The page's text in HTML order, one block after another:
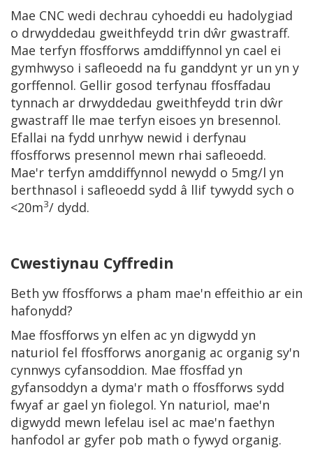
Mae CNC wedi dechrau cyhoeddi eu hadolygiad
o drwyddedau gweithfeydd trin dŵr gwastraff.
Mae terfyn ffosfforws amddiffynnol yn cael ei
gymhwyso i safleoedd na fu ganddynt yr un yn y
gorffennol. Gellir gosod terfynau ffosffadau
tynnach ar drwyddedau gweithfeydd trin dŵr
gwastraff lle mae terfyn eisoes yn bresennol.
Efallai na fydd unrhyw newid i derfynau
ffosfforws presennol mewn rhai safleoedd.
Mae'r terfyn amddiffynnol newydd o 5mg/l yn
berthnasol i safleoedd sydd â llif tywydd sych o
<20m3/ dydd.
Cwestiynau Cyffredin
Beth yw ffosfforws a pham mae'n effeithio ar ein
hafonydd?
Mae ffosfforws yn elfen ac yn digwydd yn
naturiol fel ffosfforws anorganig ac organig sy'n
cynnwys cyfansoddion. Mae ffosffad yn
gyfansoddyn a dyma'r math o ffosfforws sydd
fwyaf ar gael yn fiolegol. Yn naturiol, mae'n
digwydd mewn lefelau isel ac mae'n faethyn
hanfodol ar gyfer pob math o fywyd organig.